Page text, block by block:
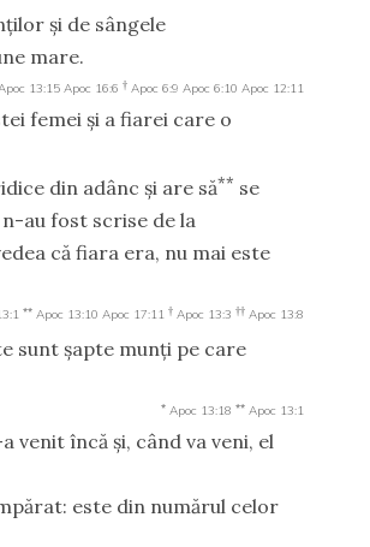
şi de sângele
mare.
13:15 Apoc 16:6 † Apoc 6:9 Apoc 6:10 Apoc 12:11
femei şi a fiarei care o
din adânc şi are să** se
au fost scrise de la
că fiara era, nu mai este
** Apoc 13:10 Apoc 17:11 † Apoc 13:3 †† Apoc 13:8
sunt şapte munţi pe care
* Apoc 13:18 ** Apoc 13:1
venit încă şi, când va veni, el
este din numărul celor